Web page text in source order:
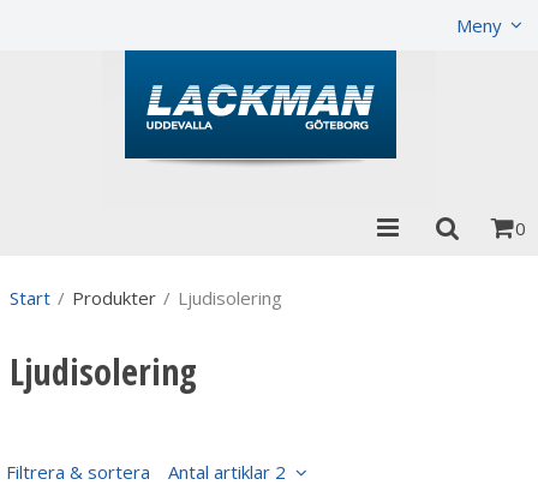
Meny
0
Start / Produkter / Ljudisolering
Ljudisolering
Filtrera & sortera Antal artiklar 2